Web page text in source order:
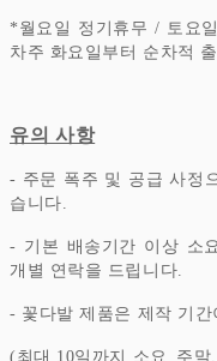
* 월요일 정기휴무 / 토요
차주 화요일부터 순차적
유의 사항
- 주문 폭주 및 공급 사정
습니다.
- 기본 배송기간 이상 소
개별 연락을 드립니다.
- 꽃다발 제품은 제작 기간
(최대 10일까지 소요_주